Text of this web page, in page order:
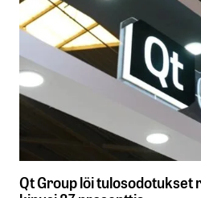
Qt Group löi tulosodotukset